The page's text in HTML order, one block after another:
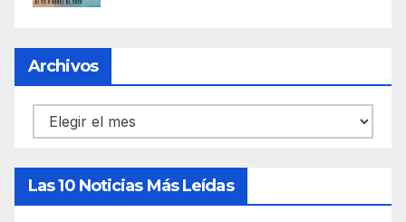
Archivos
Archivos
Las 10 Noticias Más Leídas